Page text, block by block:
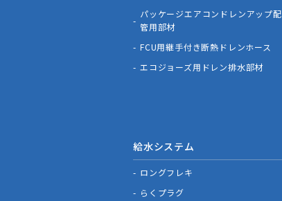
パッケージエアコンドレンアップ配
管用部材
FCU用継手付き断熱ドレンホース
エコジョーズ用ドレン排水部材
給水システム
ロングフレキ
らくプラグ